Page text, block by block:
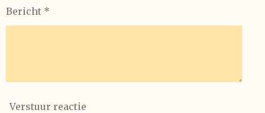
Bericht *
Verstuur reactie